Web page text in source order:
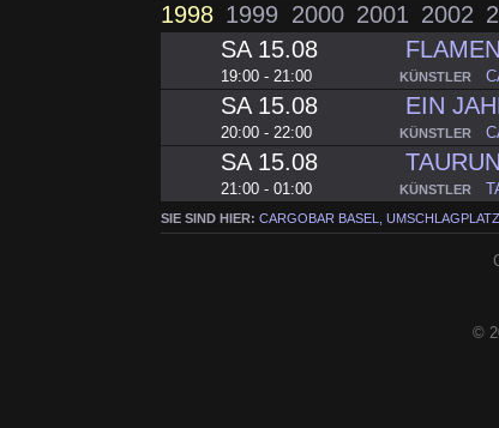
1998 1999 2000 2001 2002
SA 15.08
19:00 - 21:00 KÜNSTLER
SA 15.08
20:00 - 22:00
EIN
KÜNSTLER
SA 15.08
21:00 - 01:00 KÜNSTLER
SIE SIND HIER:CARGOBAR BASEL,
©